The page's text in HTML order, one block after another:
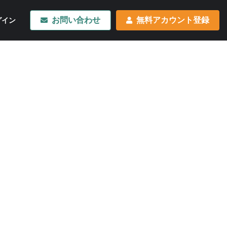
イン お問い合わせ 無料アカウント登録